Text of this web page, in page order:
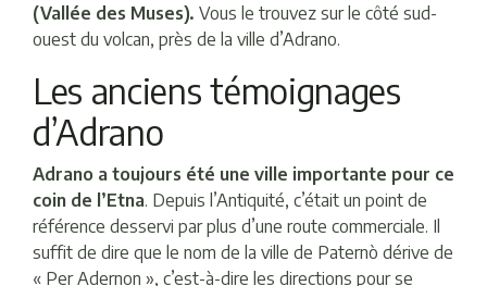
(Vallée des Muses). Vous le trouvez sur le côté sud-
ouest du volcan, près de la ville d’Adrano.
Les anciens témoignages
d’Adrano
Adrano a toujours été une ville importante pour ce
coin de l’Etna. Depuis l’Antiquité, c’était un point de
référence desservi par plus d’une route commerciale. Il
suffit de dire que le nom de la ville de Paternò dérive de
« Per Adernon », c’est-à-dire les directions pour se